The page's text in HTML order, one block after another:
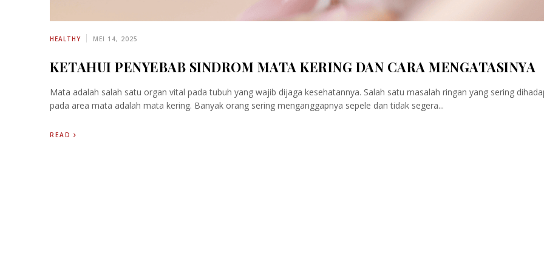
HEALTHY MEI 14, 2025
KETAHUI PENYEBAB SINDROM MATA KERING DAN CARA MENGATASINYA
Mata adalah salah satu organ vital pada tubuh yang wajib dijaga kesehatannya. Salah satu masalah ringan yang sering
pada area mata adalah mata kering. Banyak orang sering menganggapnya sepele dan tidak segera...
READ